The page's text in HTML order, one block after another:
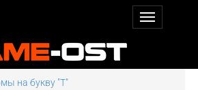
на букву "T"